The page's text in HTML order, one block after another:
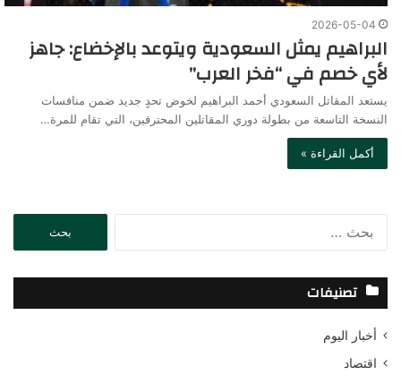
2026-05-04
البراهيم يمثل السعودية ويتوعد بالإخضاع: جاهز
لأي خصم في “فخر العرب”
يستعد المقاتل السعودي أحمد البراهيم لخوض تحدٍ جديد ضمن منافسات
النسخة التاسعة من بطولة دوري المقاتلين المحترفين، التي تقام للمرة…
أكمل القراءة »
ح
تصنيفات
أخبار اليوم
اقتصاد